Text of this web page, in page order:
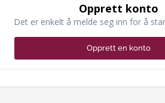
Opprett konto
Det er enkelt å melde seg inn for å
Opprett en konto